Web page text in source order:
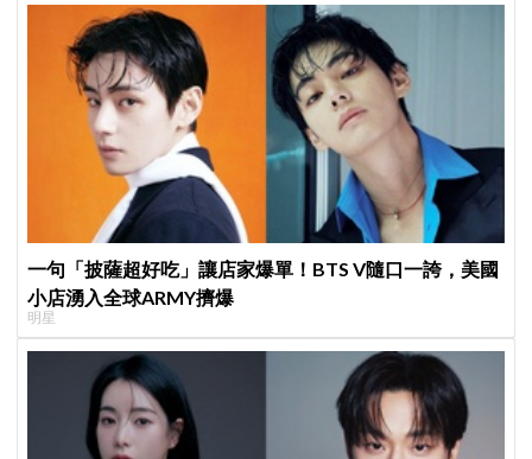
一句「披薩超好吃」讓店家爆單！BTS V隨口一誇，美國
小店湧入全球ARMY擠爆
明星